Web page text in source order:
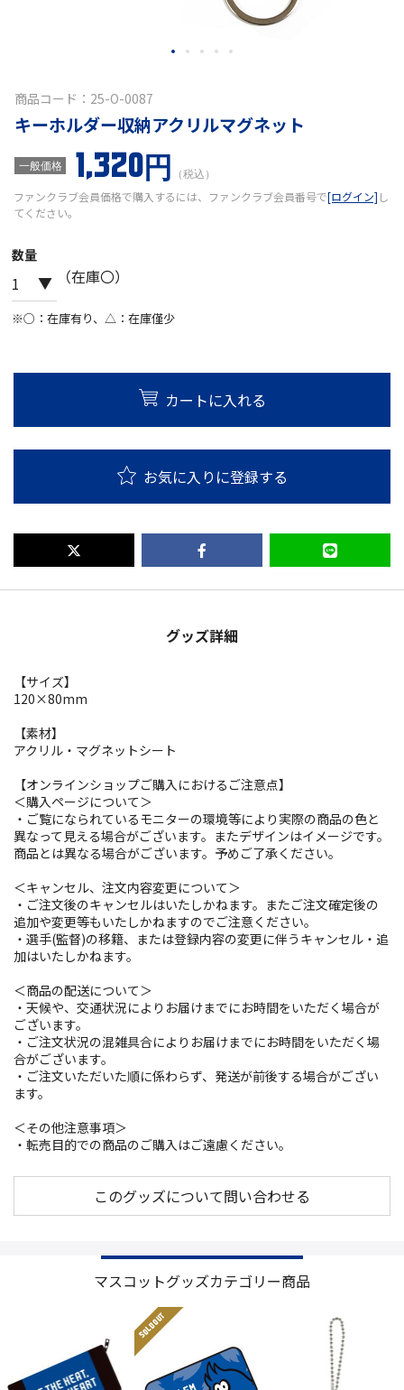
商品コード：25-O-0087
キーホルダー収納アクリルマグネット
一般価格 1,320円 （税込）
ファンクラブ会員価格で購入するには、ファンクラブ会員番号で[ログイン] し
てください。
数量
（在庫〇）
※○：在庫有り、△：在庫僅少
カートに入れる
お気に入りに登録する
グッズ詳細
【サイズ】
120×80mm
【素材】
アクリル・マグネットシート
【オンラインショップご購入におけるご注意点】
＜購入ページについて＞
・ご覧になられているモニターの環境等により実際の商品の色と
異なって見える場合がございます。またデザインはイメージです。
商品とは異なる場合がございます。予めご了承ください。
＜キャンセル、注文内容変更について＞
・ご注文後のキャンセルはいたしかねます。またご注文確定後の
追加や変更等もいたしかねますのでご注意ください。
・選手(監督)の移籍、または登録内容の変更に伴うキャンセル・追
加はいたしかねます。
＜商品の配送について＞
・天候や、交通状況によりお届けまでにお時間をいただく場合が
ございます。
・ご注文状況の混雑具合によりお届けまでにお時間をいただく場
合がございます。
・ご注文いただいた順に係わらず、発送が前後する場合がござい
ます。
＜その他注意事項＞
・転売目的での商品のご購入はご遠慮ください。
このグッズについて問い合わせる
マスコットグッズカテゴリー商品
SOLD OUT